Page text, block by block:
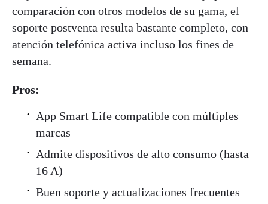
comparación con otros modelos de su gama, el
soporte postventa resulta bastante completo, con
atención telefónica activa incluso los fines de
semana.
Pros:
App Smart Life compatible con múltiples
marcas
Admite dispositivos de alto consumo (hasta
16 A)
Buen soporte y actualizaciones frecuentes